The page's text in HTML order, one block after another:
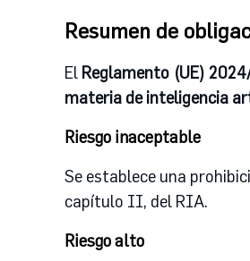
Resumen de
El Reglamento (UE)
materia de inteligencia
Riesgo inaceptable
Se establece una
capítulo II, del RIA.
Riesgo alto